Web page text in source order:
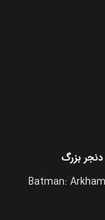
دنجر بزرگ
Batman: